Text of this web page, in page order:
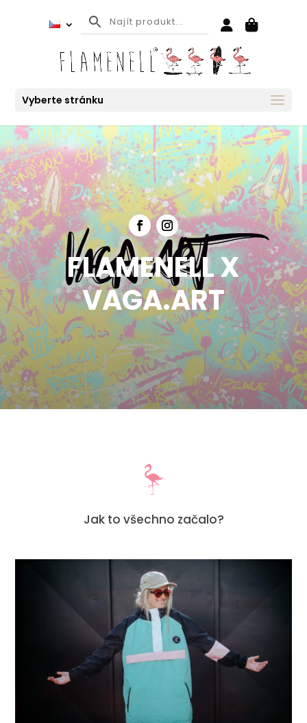
Vyberte stránku
FLAMENELL X
VAGA.ART
Jak to všechno začalo?